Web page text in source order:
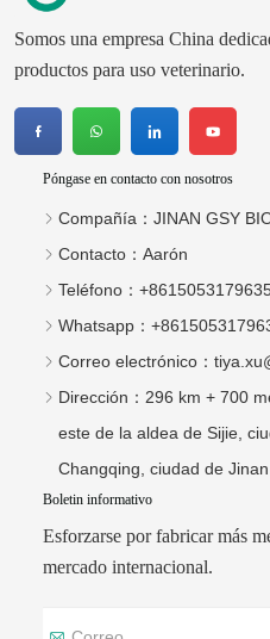
Somos una empresa China
productos para uso veterinario.
Póngase en contacto con nosotros
Compañía： JINAN GSY
Contacto： Aarón
Teléfono：
Whatsapp：
Correo electrónico：
Dirección： 296 km + 700
este de la aldea de Sijie,
Changqing, ciudad de Jinan
Boletin informativo
Esforzarse por fabricar más
mercado internacional.